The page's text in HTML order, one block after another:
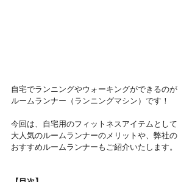
自宅でランニングやウォーキングができるのが
ルームランナー（ランニングマシン）です！
今回は、自宅用のフィットネスアイテムとして
大人気のルームランナーのメリットや、弊社の
おすすめルームランナーもご紹介いたします。